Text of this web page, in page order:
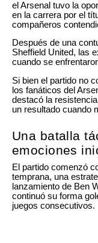
el Arsenal tuvo la
en la carrera por el
compañeros
Después de una
Sheffield United, las
cuando se
Si bien el partido no
los fanáticos del
destacó la
un resultado cuando
Una batalla
emociones
El partido comenzó
temprana, una
lanzamiento de Ben
continuó su forma
juegos consecutivos.